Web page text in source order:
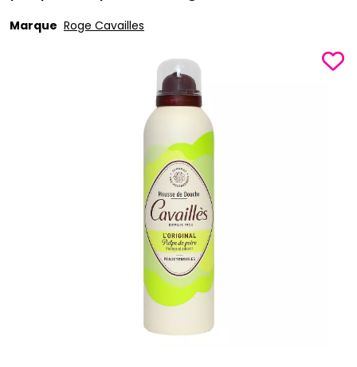
Marque Roge Cavailles